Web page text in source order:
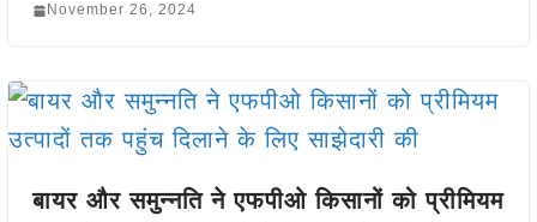
November 26, 2024
बायर और समुन्नति ने एफपीओ किसानों को प्रीमियम